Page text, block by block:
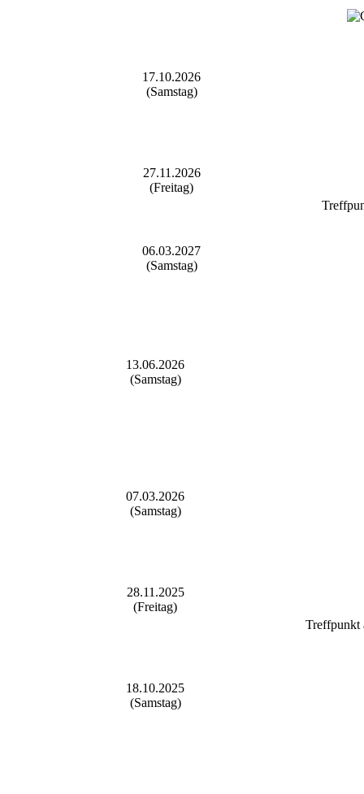
17.10.2026
(Samstag)
27.11.2026
(Freitag)
06.03.2027
(Samstag)
13.06.2026
(Samstag)
07.03.2026
(Samstag)
28.11.2025
(Freitag)
Treffpunkt
18.10.2025
(Samstag)